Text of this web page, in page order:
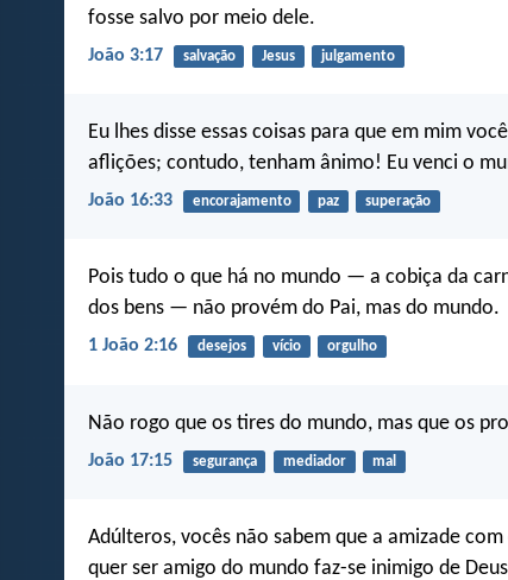
fosse salvo por meio dele.
João 3:17 salvação Jesus julgamento
Eu lhes disse essas coisas para que em mim
aflições; contudo, tenham ânimo! Eu venci o
João 16:33 encorajamento paz superação
Pois tudo o que há no mundo — a cobiça da
dos bens — não provém do Pai, mas do mundo.
1 João 2:16 desejos vício orgulho
Não rogo que os tires do mundo, mas que os
João 17:15 segurança mediador mal
Adúlteros, vocês não sabem que a amizade
quer ser amigo do mundo faz-se inimigo de